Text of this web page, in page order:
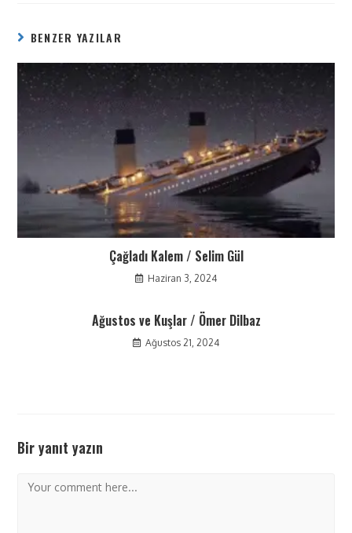
BENZER YAZILAR
Çağladı Kalem / Selim Gül
Haziran 3, 2024
Ağustos ve Kuşlar / Ömer Dilbaz
Ağustos 21, 2024
Bir yanıt yazın